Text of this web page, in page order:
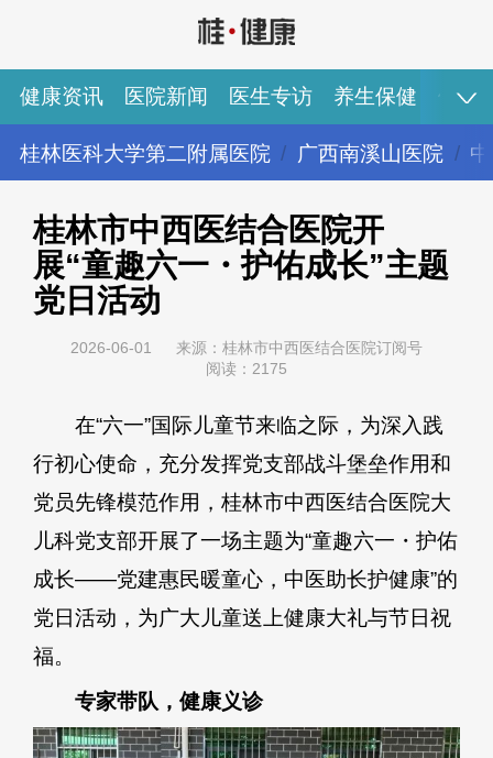
健康资讯 医院新闻 医生专访 养生保健 健康
桂林医科大学第二附属医院 广西南溪山医院
健康资讯 医院新闻 医生专访 养生保健 健康视频
专家推荐 图说健康
桂林市中西医结合医院开
展“童趣六一・护佑成长”主题
党日活动
2026-06-01
来源：桂林市中西医结合医院订阅号
阅读：2175
在“六一”国际儿童节来临之际，为深入践
行初心使命，充分发挥党支部战斗堡垒作用和
党员先锋模范作用，桂林市中西医结合医院大
儿科党支部开展了一场主题为“童趣六一・护佑
成长——党建惠民暖童心，中医助长护健康”的
党日活动，为广大儿童送上健康大礼与节日祝
福。
专家带队，健康义诊